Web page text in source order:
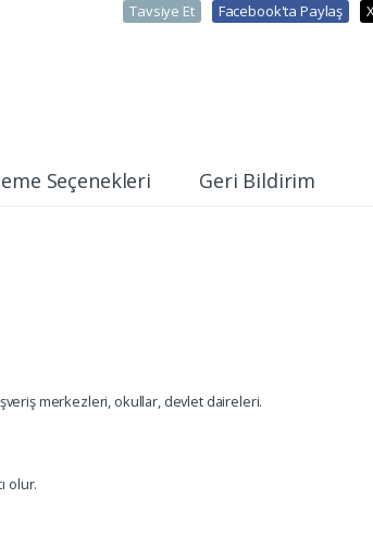
Tavsiye Et Facebook'ta Paylaş
Seçenekleri Geri Bildirim
merkezleri, okullar, devlet daireleri.
olur.